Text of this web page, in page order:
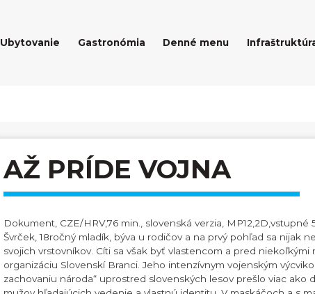
Ubytovanie Gastronómia Denné menu
AŽ PRÍDE VOJNA
Dokument, CZE/HRV,76 min., slovenská verzia, MP12,2D,vstupné
Švrček, 18ročný mladík, býva u rodičov a na prvý pohľad sa nijak
svojich vrstovníkov. Cíti sa však byť vlastencom a pred niekoľkými
organizáciu Slovenskí Branci. Jeho intenzívnym vojenským
zachovaniu národa“ uprostred slovenských lesov prešlo viac ako